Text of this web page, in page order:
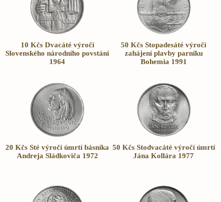
10 Kčs Dvacáté výročí
Slovenského národního povstání
1964
50 Kčs Stopadesáté výročí
zahájení plavby parníku
Bohemia 1991
20 Kčs Sté výročí úmrtí básníka
Andreja Sládkoviča 1972
50 Kčs Stodvacáté výročí úmrtí
Jána Kollára 1977